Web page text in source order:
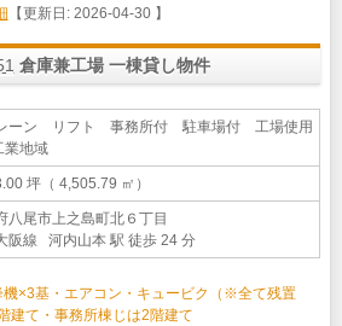
【更新日: 2026-04-30 】
倉庫兼工場 一棟貸し物件
ーン リフト 事務所付 駐車場付 工場使用
業地域
坪（ 4,505.79 ㎡）
八尾市上之島町北６丁目
阪線 河内山本 駅 徒歩 24 分
×3基・エアコン・キュービク（※全て残置
建て・事務所棟じは2階建て